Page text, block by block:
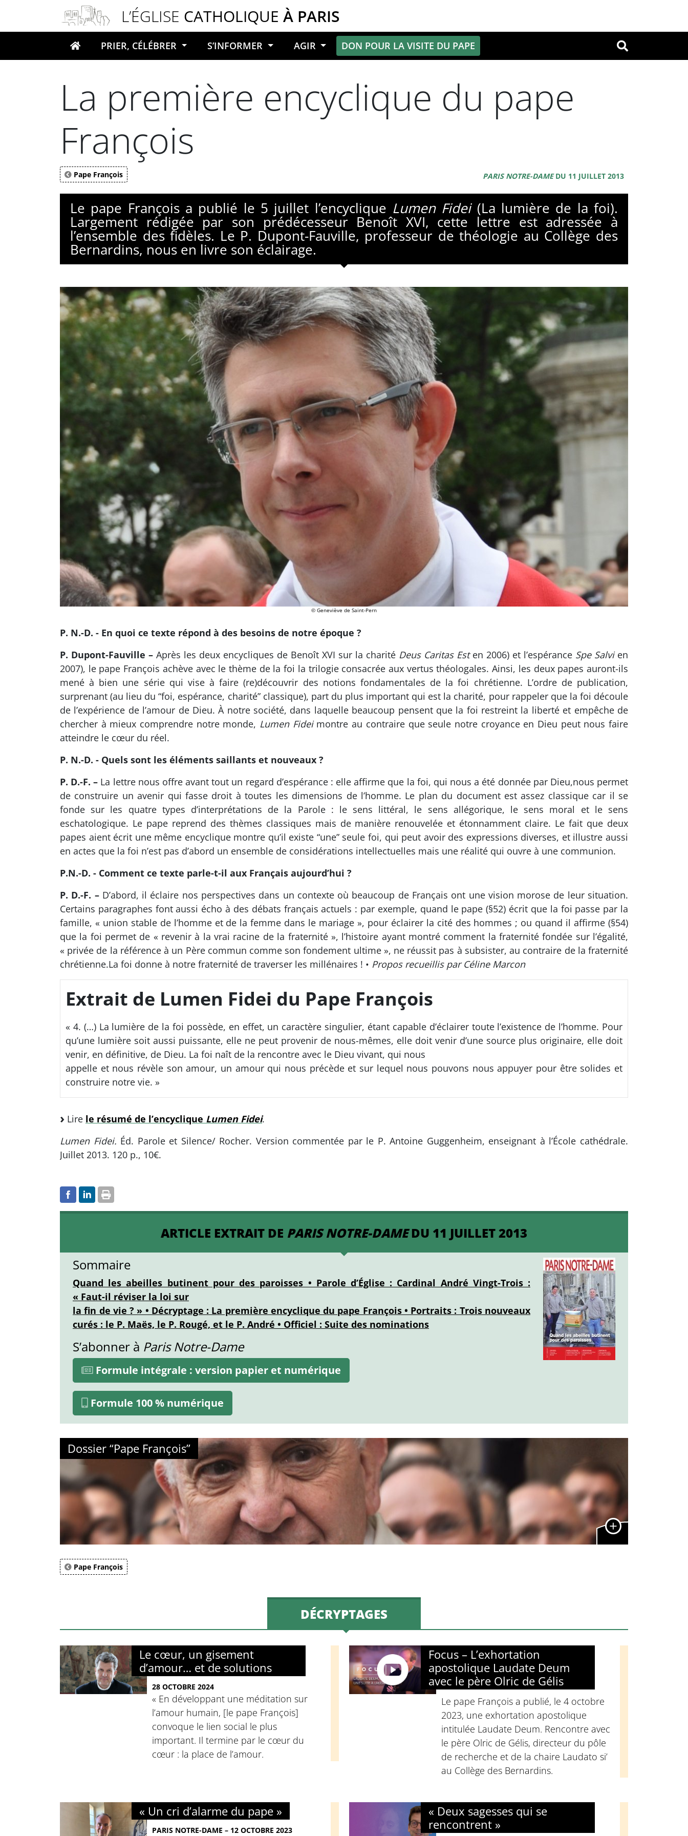
L’ÉGLISE CATHOLIQUE À PARIS
Votre recherche OK
PRIER, CÉLÉBRER S’INFORMER AGIR DON POUR LA VISITE DU PAPE
La première encyclique du pape
François
Pape François PARIS NOTRE-DAMEDU 11 JUILLET 2013
Le pape François a publié le 5 juillet l’encyclique Lumen Fidei(La lumière de la foi).
Largement rédigée par son prédécesseur Benoît XVI, cette lettre est adressée à
l’ensemble des fidèles. Le P. Dupont-Fauville, professeur de théologie au Collège des
Bernardins, nous en livre son éclairage.
© Geneviève de Saint-Pern
P. N.-D. - En quoi ce texte répond à des besoins de notre époque ?
P. Dupont-Fauville – Après les deux encycliques de Benoît XVI sur la charité Deus Caritas Esten 2006) et l’espérance Spe Salvien
2007), le pape François achève avec le thème de la foi la trilogie consacrée aux vertus théologales. Ainsi, les deux papes auront-ils
mené à bien une série qui vise à faire (re)découvrir des notions fondamentales de la foi chrétienne. L’ordre de publication,
surprenant (au lieu du “foi, espérance, charité” classique), part du plus important qui est la charité, pour rappeler que la foi découle
de l’expérience de l’amour de Dieu. À notre société, dans laquelle beaucoup pensent que la foi restreint la liberté et empêche de
chercher à mieux comprendre notre monde, Lumen Fideimontre au contraire que seule notre croyance en Dieu peut nous faire
atteindre le cœur du réel.
P. N.-D. - Quels sont les éléments saillants et nouveaux ?
P. D.-F. – La lettre nous offre avant tout un regard d’espérance : elle affirme que la foi, qui nous a été donnée par Dieu,nous permet
de construire un avenir qui fasse droit à toutes les dimensions de l’homme. Le plan du document est assez classique car il se
fonde sur les quatre types d’interprétations de la Parole : le sens littéral, le sens allégorique, le sens moral et le sens
eschatologique. Le pape reprend des thèmes classiques mais de manière renouvelée et étonnamment claire. Le fait que deux
papes aient écrit une même encyclique montre qu’il existe “une” seule foi, qui peut avoir des expressions diverses, et illustre aussi
en actes que la foi n’est pas d’abord un ensemble de considérations intellectuelles mais une réalité qui ouvre à une communion.
P.N.-D. - Comment ce texte parle-t-il aux Français aujourd’hui ?
P. D.-F. –D’abord, il éclaire nos perspectives dans un contexte où beaucoup de Français ont une vision morose de leur situation.
Certains paragraphes font aussi écho à des débats français actuels : par exemple, quand le pape (§52) écrit que la foi passe par la
famille, « union stable de l’homme et de la femme dans le mariage », pour éclairer la cité des hommes ; ou quand il affirme (§54)
que la foi permet de « revenir à la vrai racine de la fraternité », l’histoire ayant montré comment la fraternité fondée sur l’égalité,
« privée de la référence à un Père commun comme son fondement ultime », ne réussit pas à subsister, au contraire de la fraternité
chrétienne.La foi donne à notre fraternité de traverser les millénaires ! • Propos recueillis par Céline Marcon
Extrait de Lumen Fidei du Pape François
« 4. (…) La lumière de la foi possède, en effet, un caractère singulier, étant capable d’éclairer toute l’existence de l’homme. Pour
qu’une lumière soit aussi puissante, elle ne peut provenir de nous-mêmes, elle doit venir d’une source plus originaire, elle doit
venir, en définitive, de Dieu. La foi naît de la rencontre avec le Dieu vivant, qui nous
appelle et nous révèle son amour, un amour qui nous précède et sur lequel nous pouvons nous appuyer pour être solides et
construire notre vie. »
Lire le résumé de l’encyclique Lumen Fidei.
Lumen Fidei. Éd. Parole et Silence/ Rocher. Version commentée par le P. Antoine Guggenheim, enseignant à l’École cathédrale.
Juillet 2013. 120 p., 10€.
ARTICLE EXTRAIT DE PARIS NOTRE-DAMEDU 11 JUILLET 2013
Sommaire
Quand les abeilles butinent pour des paroisses • Parole d’Église : Cardinal André Vingt-Trois :
« Faut-il réviser la loi sur
la fin de vie ? » • Décryptage : La première encyclique du pape François • Portraits : Trois nouveaux
curés : le P. Maës, le P. Rougé, et le P. André • Officiel : Suite des nominations
S’abonner à Paris Notre-Dame
Formule intégrale : version papier et numérique
Formule 100 % numérique
Dossier “Pape François”
Pape François
DÉCRYPTAGES
Le cœur, un gisement
d’amour… et de solutions
28 OCTOBRE 2024
« En développant une méditation sur
l’amour humain, [le pape François]
convoque le lien social le plus
important. Il termine par le cœur du
cœur : la place de l’amour.
Focus – L’exhortation
apostolique Laudate Deum
avec le père Olric de Gélis
Le pape François a publié, le 4 octobre
2023, une exhortation apostolique
intitulée Laudate Deum. Rencontre avec
le père Olric de Gélis, directeur du pôle
de recherche et de la chaire Laudato si’
au Collège des Bernardins.
« Un cri d’alarme du pape »
PARIS NOTRE-DAME – 12 OCTOBRE 2023
« Deux sagesses qui se
rencontrent »
Panneau de gestion des cookies